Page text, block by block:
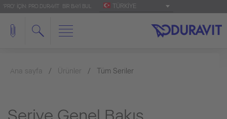
'PRO' IÇIN: PRO.DURAVIT BIR BAYI BUL TÜRKIYE
Ana sayfa Ürünler Tüm Seriler